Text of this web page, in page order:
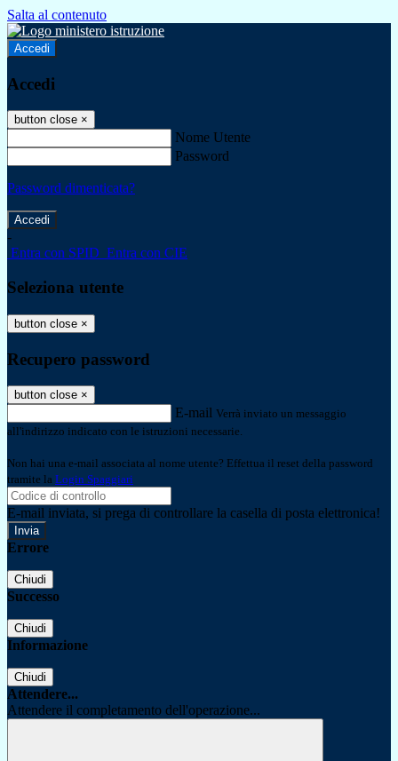
Salta al contenuto
Accedi
Accedi
button close ×
Nome Utente
Password
Password dimenticata?
-
Entra con SPID Entra con CIE
Seleziona utente
button close ×
Recupero password
button close ×
E-mail Verrà inviato un messaggio
all'indirizzo indicato con le istruzioni necessarie.
Non hai una e-mail associata al nome utente? Effettua il reset della password
tramite la Login Spaggiari
E-mail inviata, si prega di controllare la casella di posta elettronica!
Errore
Chiudi
Successo
Chiudi
Informazione
Chiudi
Attendere...
Attendere il completamento dell'operazione...